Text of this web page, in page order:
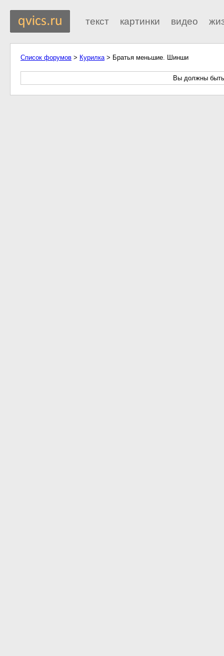
текст картинки видео
Список форумов > Курилка> Братья меньшие. Шинши
Вы должны